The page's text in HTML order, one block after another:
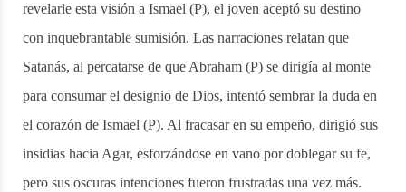
revelarle esta visión a Ismael (P), el joven aceptó su destino
con inquebrantable sumisión. Las narraciones relatan que
Satanás, al percatarse de que Abraham (P) se dirigía al monte
para consumar el designio de Dios, intentó sembrar la duda en
el corazón de Ismael (P). Al fracasar en su empeño, dirigió sus
insidias hacia Agar, esforzándose en vano por doblegar su fe,
pero sus oscuras intenciones fueron frustradas una vez más.